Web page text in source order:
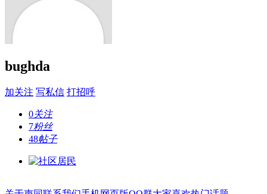
bughda
加关注 写私信 打招呼
0关注
7粉丝
48帖子